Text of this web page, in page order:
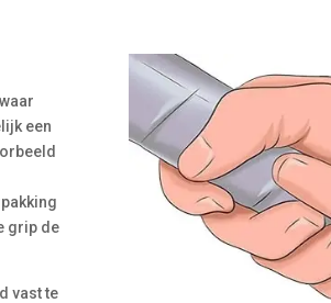
een
grip de
vast te